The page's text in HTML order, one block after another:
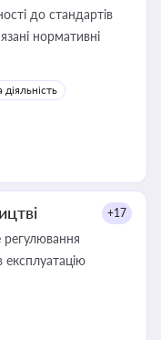
до стандартів
нормативні
+17
експлуатацію